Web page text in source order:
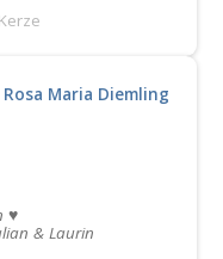
Rosa Maria Diemling
♥️
& Laurin